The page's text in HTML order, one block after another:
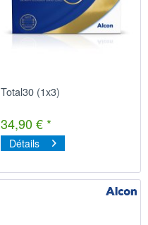
Total30 (1x3)
34,90 € *
Détails